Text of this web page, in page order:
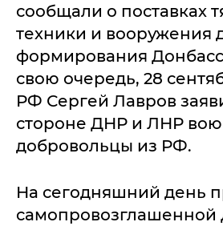
сообщали о поставках
техники и вооружения
формирования
свою очередь, 28
РФ Сергей Лавров
стороне ДНР и ЛНР
добровольцы из РФ.
На сегодняшний день
самопровозглашенной